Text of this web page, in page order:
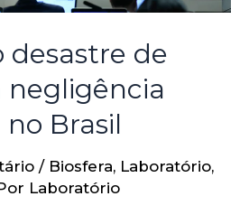
desastre de
negligência
Brasil
/ Biosfera, Laboratório,
Laboratório